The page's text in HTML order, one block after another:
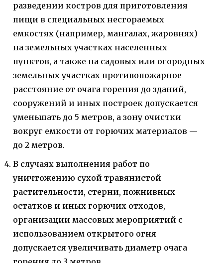
разведении костров для приготовления
пищи в специальных несгораемых
емкостях (например, мангалах, жаровнях)
на земельных участках населенных
пунктов, а также на садовых или огородных
земельных участках противопожарное
расстояние от очага горения до зданий,
сооружений и иных построек допускается
уменьшать до 5 метров, а зону очистки
вокруг емкости от горючих материалов —
до 2 метров.
В случаях выполнения работ по
уничтожению сухой травянистой
растительности, стерни, пожнивных
остатков и иных горючих отходов,
организации массовых мероприятий с
использованием открытого огня
допускается увеличивать диаметр очага